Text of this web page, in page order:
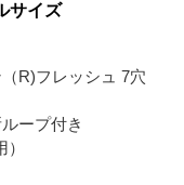
サイズ
R)フレッシュ 7穴
ープ付き